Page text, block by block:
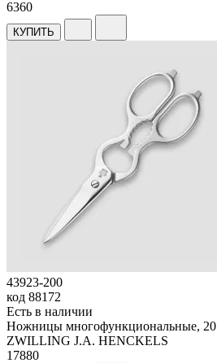
6360
КУПИТЬ
43923-200
код 88172
Есть в наличии
Ножницы многофункциональные, 20
ZWILLING J.A. HENCKELS
17880